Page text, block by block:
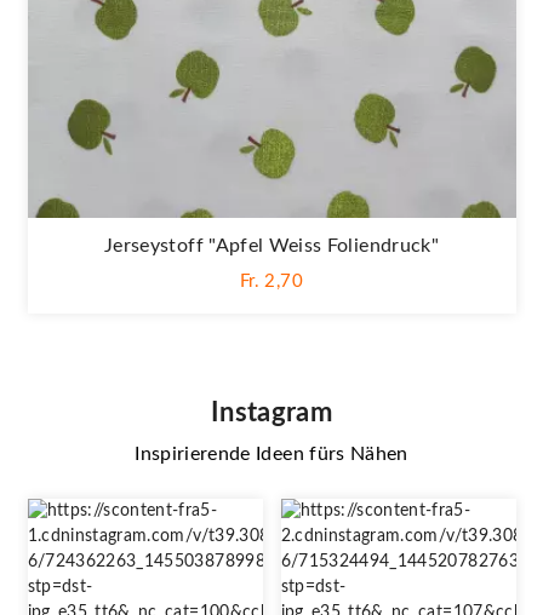
Jerseystoff "Apfel Weiss Foliendruck"
Fr. 2,70
Instagram
Inspirierende Ideen fürs Nähen